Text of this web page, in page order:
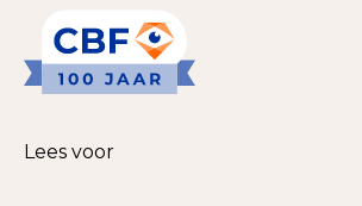
Goede Doelen
Lees voor